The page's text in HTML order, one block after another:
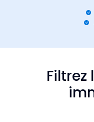
Filtrez